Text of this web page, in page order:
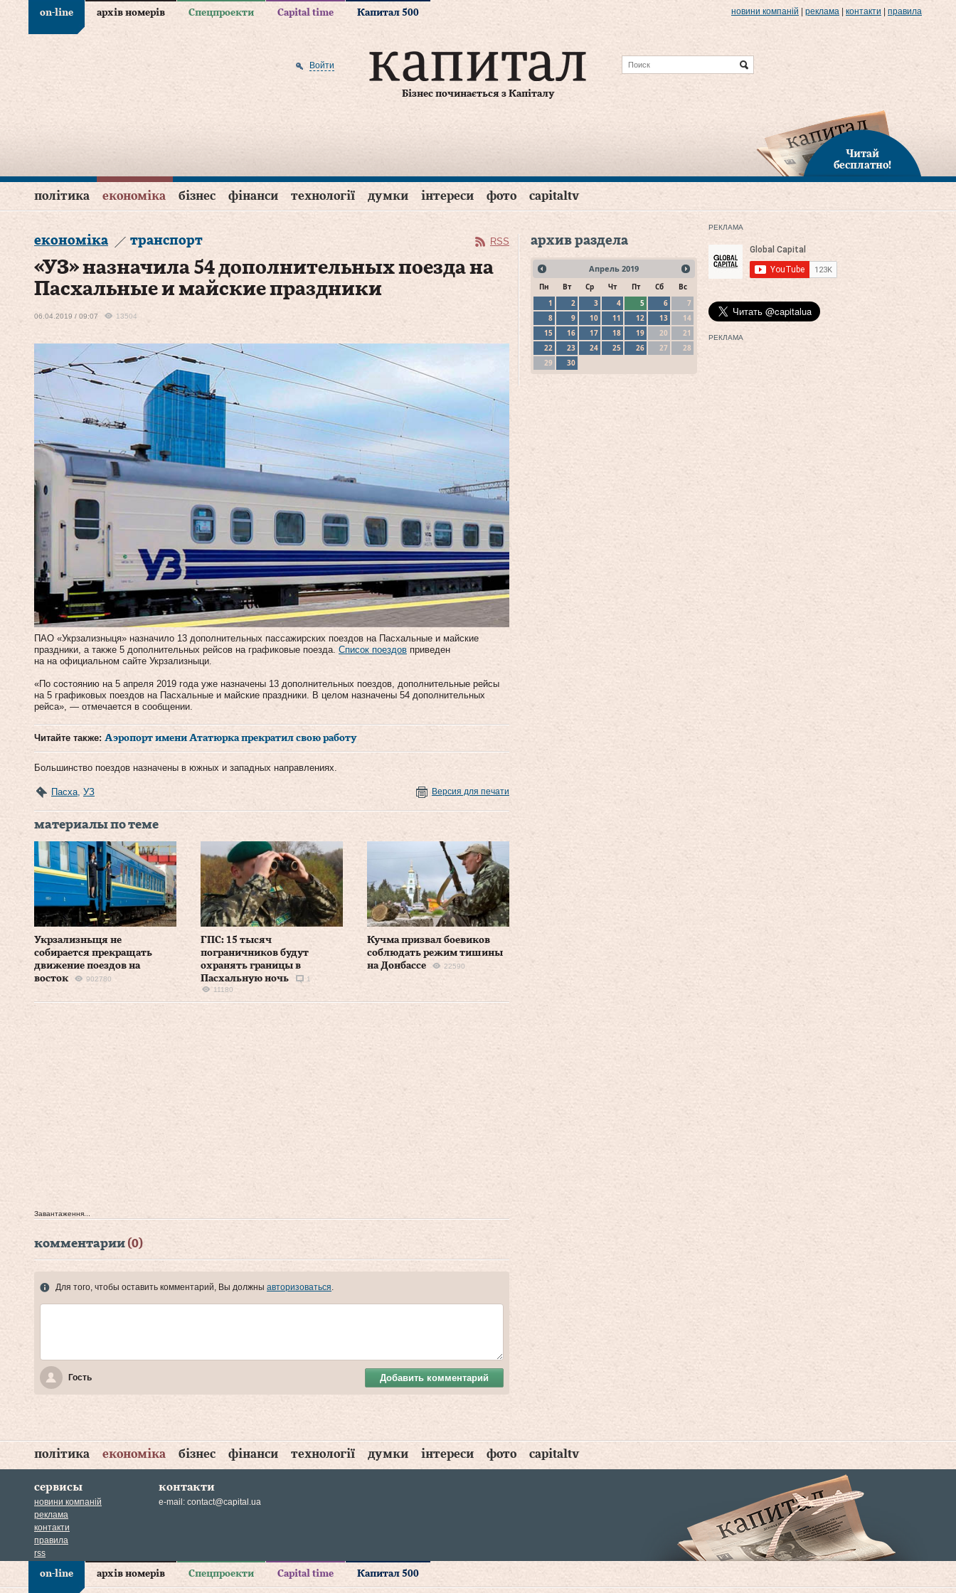
on-line архів номерів Спецпроекти Capital time Капитал 500 новини компаній реклама контакти правила
Бізнес починається з Капіталу
Войти
Читай
бесплатно!
політика економіка бізнес фінанси технології думки інтереси фото capitaltv
економіка транспорт RSS
«УЗ» назначила 54 дополнительных поезда на
Пасхальные и майские праздники
06.04.2019 / 09:07 13504
ПАО «Укрзализныця» назначило 13 дополнительных пассажирских поездов на Пасхальные и майские
праздники, а также 5 дополнительных рейсов на графиковые поезда. Список поездов приведен
на на официальном сайте Укрзализныци.
«По состоянию на 5 апреля 2019 года уже назначены 13 дополнительных поездов, дополнительные рейсы
на 5 графиковых поездов на Пасхальные и майские праздники. В целом назначены 54 дополнительных
рейса», — отмечается в сообщении.
Читайте также: Аэропорт имени Ататюрка прекратил свою работу
Большинство поездов назначены в южных и западных направлениях.
Пасха УЗ Версия для печати
материалы по теме
Укрзализныця не
собирается прекращать
движение поездов на
восток
902780
ГПС: 15 тысяч
пограничников будут
охранять границы в
Пасхальную ночь
1
11180
Кучма призвал боевиков
соблюдать режим тишины
на Донбассе
22590
Завантаження...
комментарии (0)
Для того, чтобы оставить комментарий, Вы должны авторизоваться
Гость Добавить комментарий
архив раздела
Апрель 2019
Пн Вт Ср Чт Пт Сб
Вс
1
2 3 4 5 6
7
8
9 10 11 12 13
14
15
16 17 18 19 20
21
22
23 24 25 26 27
28
29
30
РЕКЛАМА
РЕКЛАМА
політика економіка бізнес фінанси технології думки інтереси фото capitaltv
сервисы
новини компаній
реклама
контакти
правила
rss
контакти
e-mail: contact@capital.ua
on-line архів номерів Спецпроекти Capital time Капитал 500